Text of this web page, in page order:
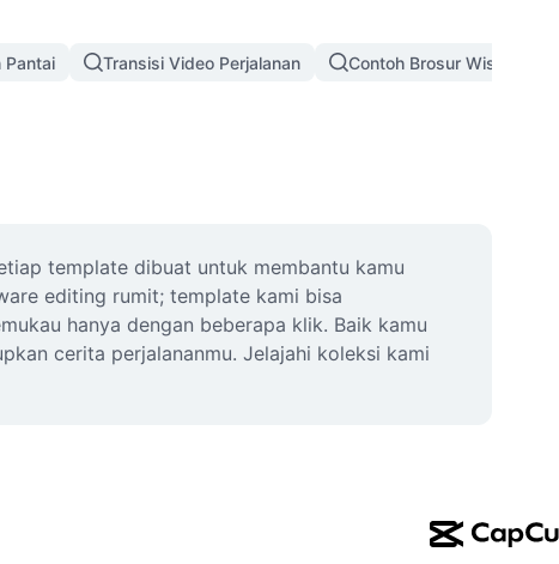
Pantai Transisi Video Perjalanan Contoh Brosur Wisata
template dibuat untuk membantu kamu
editing rumit; template kami bisa
hanya dengan beberapa klik. Baik kamu
cerita perjalananmu. Jelajahi koleksi kami